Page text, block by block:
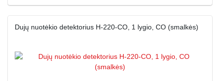
Dujų nuotėkio detektorius H-220-CO, 1 lygio, CO (smalkės)